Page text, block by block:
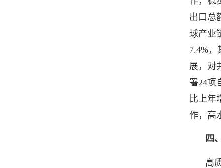
出口总
球产业
7.4%，
展，对
署24项
比上年
作，高
四
高